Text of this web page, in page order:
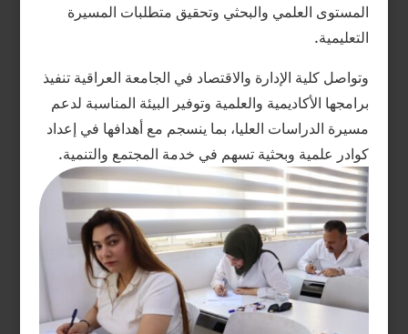
المستوى العلمي والبحثي وتحقيق متطلبات المسيرة
التعليمية.
وتواصل كلية الإدارة والاقتصاد في الجامعة العراقية تنفيذ
برامجها الأكاديمية والعلمية وتوفير البيئة المناسبة لدعم
مسيرة الدراسات العليا، بما ينسجم مع أهدافها في إعداد
كوادر علمية وبحثية تسهم في خدمة المجتمع والتنمية.